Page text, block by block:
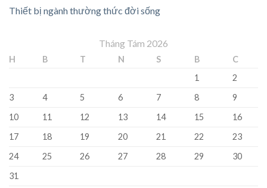
Thiết bị ngành thường thức đời sống
Tháng Tám 2026
H B T N S B
C
1
2
3
4 5 6 7 8
9
10
11 12 13 14 15
16
17
18 19 20 21 22
23
24
25 26 27 28 29
30
31